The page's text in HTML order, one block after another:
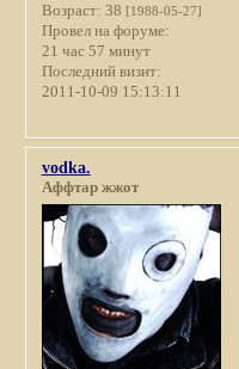
Возраст: 38 [1988-05-27]
Провел на форуме:
21 час 57 минут
Последний визит:
2011-10-09 15:13:11
vodka.
Аффтар жжот